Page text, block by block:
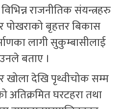
राजनीतिक संयन्त्रहरु
बृहत्तर बिकास
लागी सुकुम्बासीलाई
बताए ।
खोला देखि पृथ्वीचोक सम्म
अतिक्रमित घरटहरा तथा